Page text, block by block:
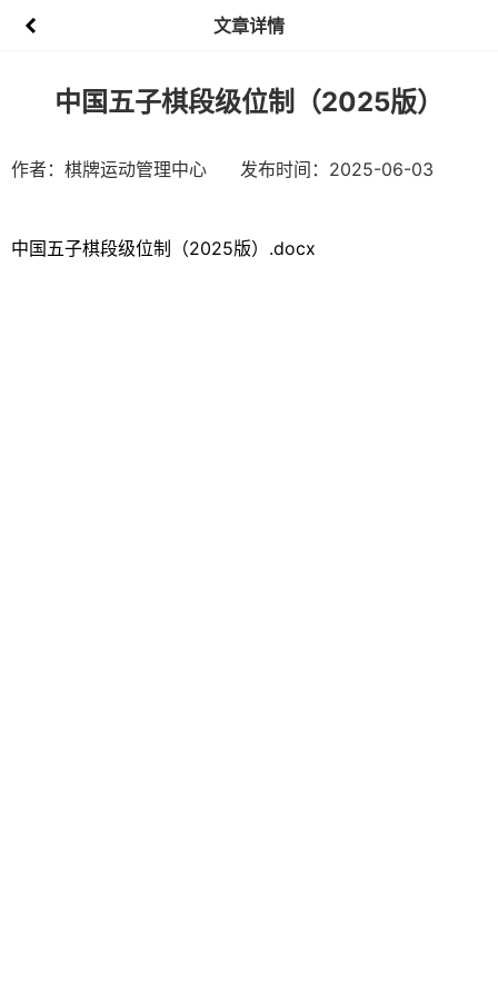
文章详情
中国五子棋段级位制（2025版）
作者：棋牌运动管理中心 发布时间：2025-06-03
中国五子棋段级位制（2025版）.docx